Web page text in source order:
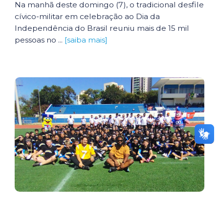
Na manhã deste domingo (7), o tradicional desfile
cívico-militar em celebração ao Dia da
Independência do Brasil reuniu mais de 15 mil
pessoas no ... [saiba mais]